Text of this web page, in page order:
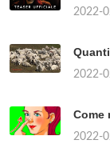
2022-
2022-
Come
2022-